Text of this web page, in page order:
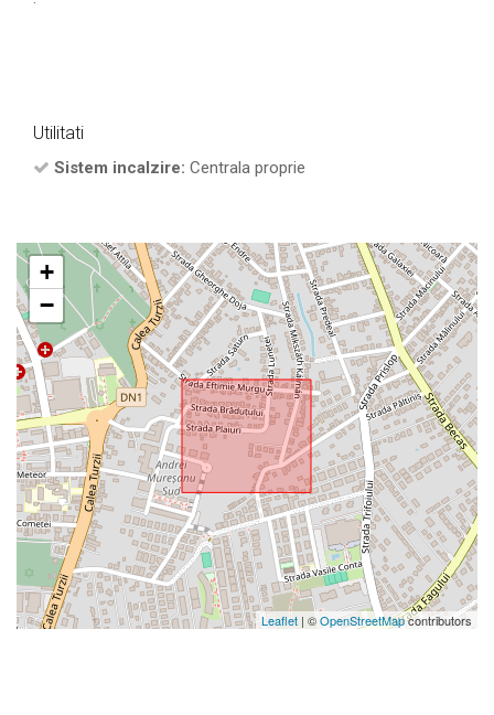
Utilitati
Sistem incalzire: Centrala proprie
+
−
Leaflet | ©OpenStreetMapcontributors